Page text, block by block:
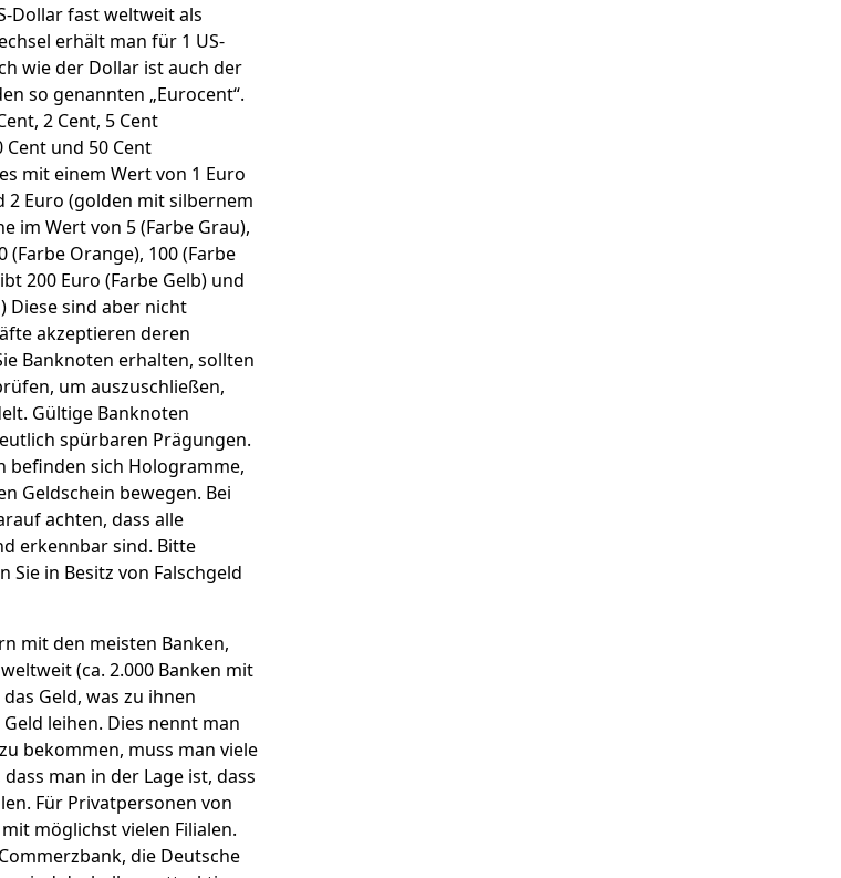
Dollar fast weltweit als
erhält man für 1 US-
wie der Dollar ist auch der
so genannten „Eurocent“.
2 Cent, 5 Cent
und 50 Cent
mit einem Wert von 1 Euro
2 Euro (golden mit silbernem
im Wert von 5 (Farbe Grau),
(Farbe Orange), 100 (Farbe
200 Euro (Farbe Gelb) und
Diese sind aber nicht
akzeptieren deren
Banknoten erhalten, sollten
um auszuschließen,
Gültige Banknoten
spürbaren Prägungen.
befinden sich Hologramme,
Geldschein bewegen. Bei
achten, dass alle
erkennbar sind. Bitte
Sie in Besitz von Falschgeld
mit den meisten Banken,
(ca. 2.000 Banken mit
Geld, was zu ihnen
leihen. Dies nennt man
bekommen, muss man viele
man in der Lage ist, dass
Für Privatpersonen von
möglichst vielen Filialen.
die Deutsche